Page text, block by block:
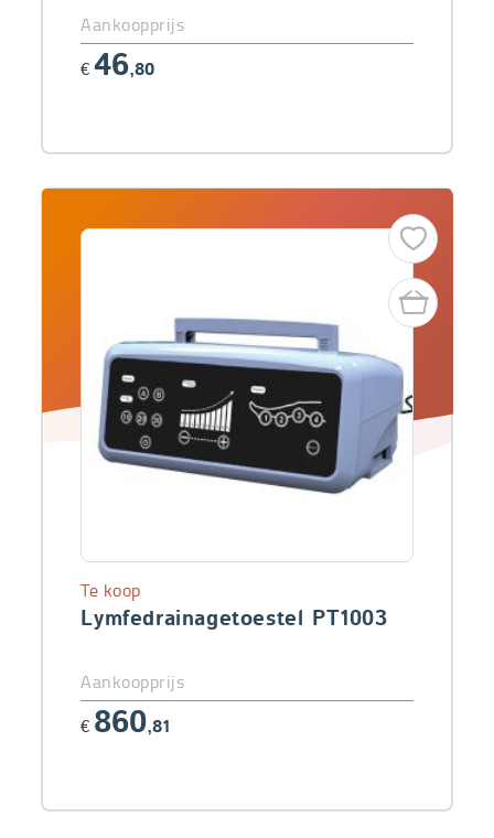
Aankoopprijs
€ 46,80
Lymfedrainagetoestel PT1003
Te koop
Aankoopprijs
€ 860,81